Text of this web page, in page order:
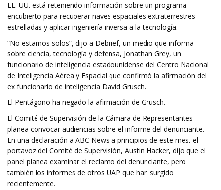
EE. UU. está reteniendo información sobre un programa
encubierto para recuperar naves espaciales extraterrestres
estrelladas y aplicar ingeniería inversa a la tecnología.
“No estamos solos”, dijo a Debrief, un medio que informa
sobre ciencia, tecnología y defensa, Jonathan Grey, un
funcionario de inteligencia estadounidense del Centro Nacional
de Inteligencia Aérea y Espacial que confirmó la afirmación del
ex funcionario de inteligencia David Grusch.
El Pentágono ha negado la afirmación de Grusch.
El Comité de Supervisión de la Cámara de Representantes
planea convocar audiencias sobre el informe del denunciante.
En una declaración a ABC News a principios de este mes, el
portavoz del Comité de Supervisión, Austin Hacker, dijo que el
panel planea examinar el reclamo del denunciante, pero
también los informes de otros UAP que han surgido
recientemente.